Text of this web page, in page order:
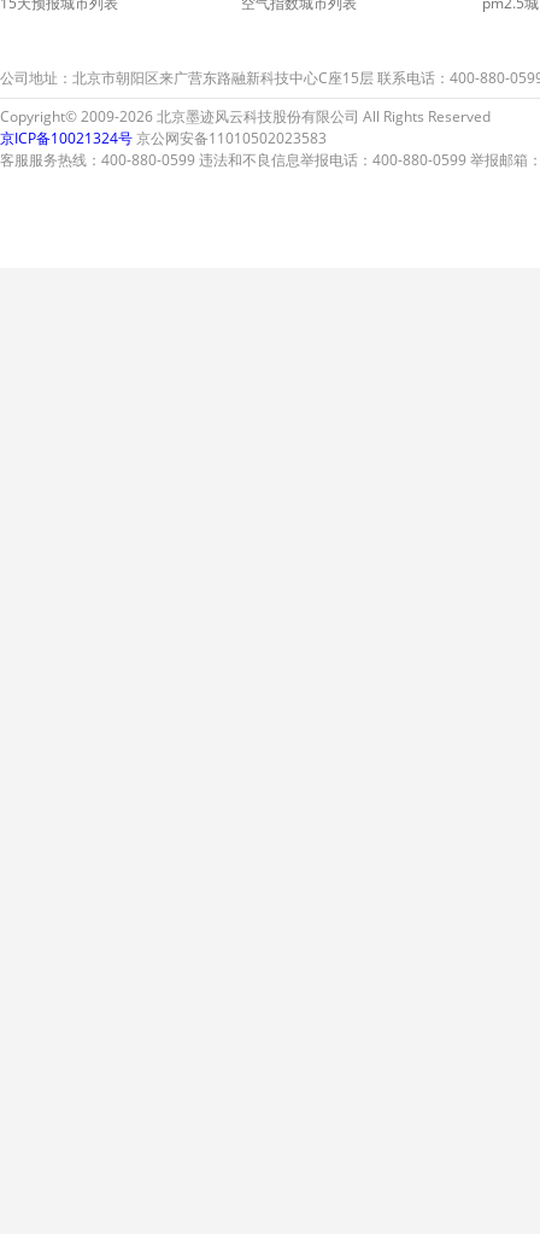
公司地址：北京市朝阳区来广营东路融新科技中心C座15层 联系电话：400-880-
Copyright© 2009-2026 北京墨迹风云科技股份有限公司 All Rights Reserved
京ICP备10021324号京公网安备11010502023583
客服服务热线：400-880-0599 违法和不良信息举报电话：400-880-0599 举报邮箱